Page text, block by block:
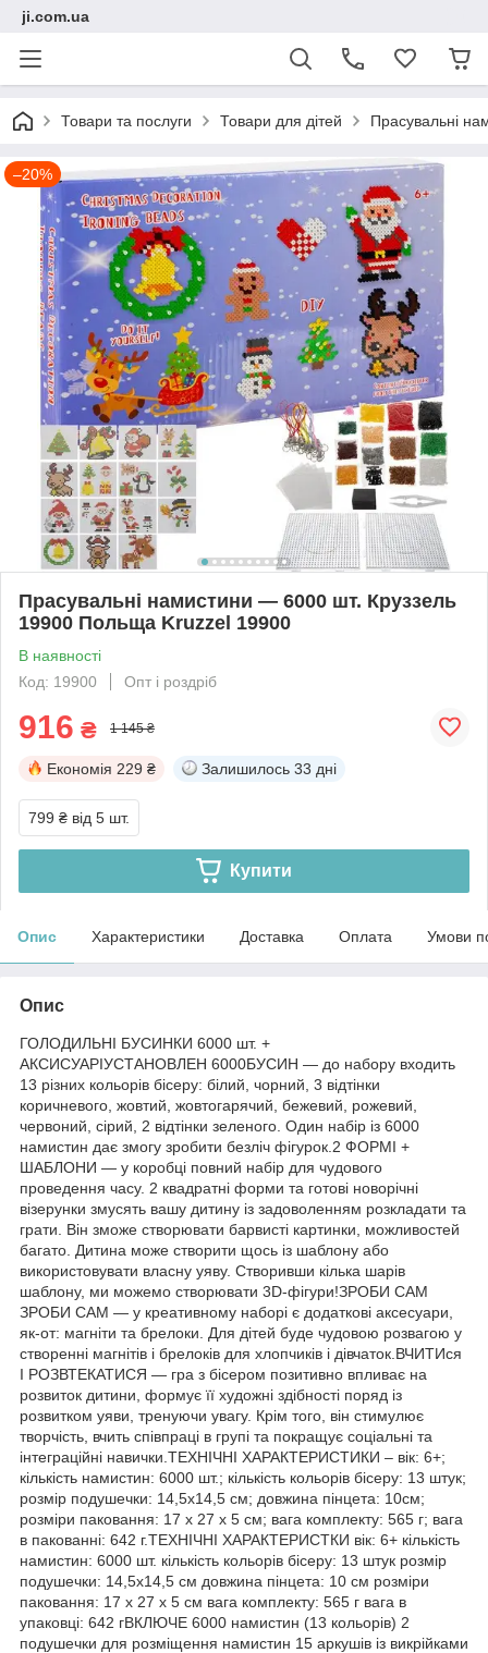
ji.com.ua
Товари та послуги Товари для дітей Прасувальні
–20%
Прасувальні намистини — 6000 шт. Круззель
19900 Польща Kruzzel 19900
В наявності
Код: 19900
Опт і роздріб
916 ₴ 1 145 ₴
Економія 229 ₴ Залишилось 33 дні
799 ₴ від 5 шт.
Купити
Опис Характеристики Доставка Оплата Умови
Опис
ГОЛОДИЛЬНІ БУСИНКИ 6000 шт. +
АКСИСУАРІУСТАНОВЛЕН 6000БУСИН — до набору входить
13 різних кольорів бісеру: білий, чорний, 3 відтінки
коричневого, жовтий, жовтогарячий, бежевий, рожевий,
червоний, сірий, 2 відтінки зеленого. Один набір із 6000
намистин дає змогу зробити безліч фігурок.2 ФОРМІ +
ШАБЛОНИ — у коробці повний набір для чудового
проведення часу. 2 квадратні форми та готові новорічні
візерунки змусять вашу дитину із задоволенням розкладати та
грати. Він зможе створювати барвисті картинки, можливостей
багато. Дитина може створити щось із шаблону або
використовувати власну уяву. Створивши кілька шарів
шаблону, ми можемо створювати 3D-фігури!ЗРОБИ САМ
ЗРОБИ САМ — у креативному наборі є додаткові аксесуари,
як-от: магніти та брелоки. Для дітей буде чудовою розвагою у
створенні магнітів і брелоків для хлопчиків і дівчаток.ВЧИТИся
І РОЗВТЕКАТИСЯ — гра з бісером позитивно впливає на
розвиток дитини, формує її художні здібності поряд із
розвитком уяви, тренуючи увагу. Крім того, він стимулює
творчість, вчить співпраці в групі та покращує соціальні та
інтеграційні навички.ТЕХНІЧНІ ХАРАКТЕРИСТИКИ – вік: 6+;
кількість намистин: 6000 шт.; кількість кольорів бісеру: 13 штук;
розмір подушечки: 14,5х14,5 см; довжина пінцета: 10см;
розміри паковання: 17 х 27 х 5 см; вага комплекту: 565 г; вага
в пакованні: 642 г.ТЕХНІЧНІ ХАРАКТЕРИСТКИ вік: 6+ кількість
намистин: 6000 шт. кількість кольорів бісеру: 13 штук розмір
подушечки: 14,5x14,5 см довжина пінцета: 10 см розміри
паковання: 17 х 27 х 5 см вага комплекту: 565 г вага в
упаковці: 642 гВКЛЮЧЕ 6000 намистин (13 кольорів) 2
подушечки для розміщення намистин 15 аркушів із викрійками